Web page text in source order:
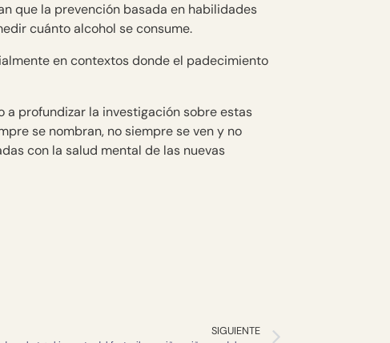
que la prevención basada en habilidades
cuánto alcohol se consume.
en contextos donde el padecimiento
a profundizar la investigación sobre estas
se nombran, no siempre se ven y no
con la salud mental de las nuevas
SIGUIENTE